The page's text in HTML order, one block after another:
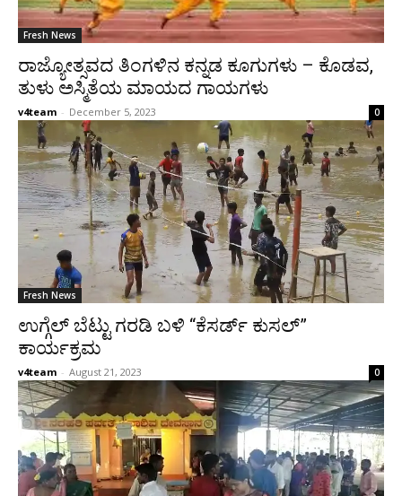
Fresh News
ರಾಜ್ಯೋತ್ಸವದ ತಿಂಗಳಿನ ಕನ್ನಡ ಕೂಗುಗಳು – ಕೊಡವ,
ತುಳು ಅಸ್ಮಿತೆಯ ಮಾಯದ ಗಾಯಗಳು
v4team - December 5, 2023 0
Fresh News
ಉಗ್ಗೆಲ್ ಬೆಟ್ಟು ಗರಡಿ ಬಳಿ “ಕೆಸರ್ಡ್ ಕುಸಲ್”
ಕಾರ್ಯಕ್ರಮ
v4team - August 21, 2023 0